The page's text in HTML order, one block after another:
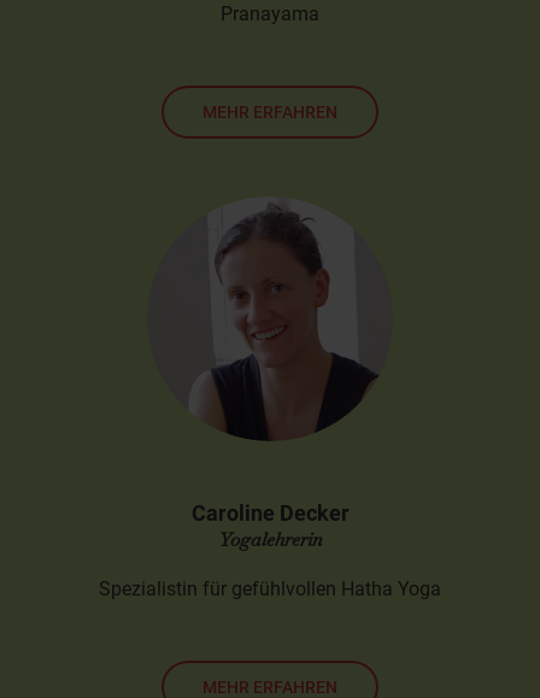
Pranayama
MEHR ERFAHREN
Caroline Decker
Yogalehrerin
Spezialistin für gefühlvollen Hatha Yoga
MEHR ERFAHREN